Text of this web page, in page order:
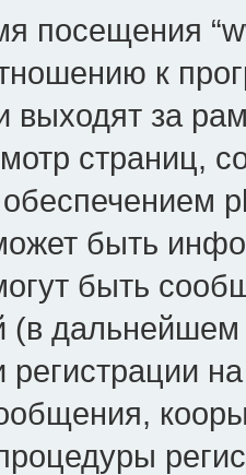
посещения
к
выходят за
страниц,
быть
быть
(в
регистрации